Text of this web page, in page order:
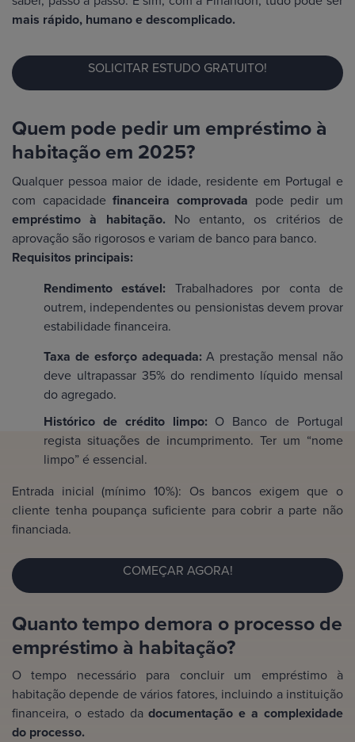
mais rápido, humano e descomplicado.
SOLICITAR ESTUDO GRATUITO!
Quem pode pedir um empréstimo à
habitação em 2025?
Qualquer pessoa maior de idade, residente em Portugal e
com capacidadefinanceira comprovada pode pedir um
empréstimo à habitação. No entanto, os critérios de
aprovação são rigorosos e variam de banco para banco.
Requisitos principais:
Rendimento estável: Trabalhadores por conta de
outrem, independentes ou pensionistas devem provar
estabilidade financeira.
Taxa de esforço adequada:A prestação mensal não
deve ultrapassar 35% do rendimento líquido mensal
do agregado.
Histórico de crédito limpo: O Banco de Portugal
regista situações de incumprimento. Ter um “nome
limpo” é essencial.
Entrada inicial (mínimo 10%): Os bancos exigem que o
cliente tenha poupança suficiente para cobrir a parte não
financiada.
COMEÇAR AGORA!
Quanto tempo demora o processo de
empréstimo à habitação?
O tempo necessário para concluir um empréstimo à
habitação depende de vários fatores, incluindo a instituição
financeira, o estado dadocumentação e a complexidade
do processo.